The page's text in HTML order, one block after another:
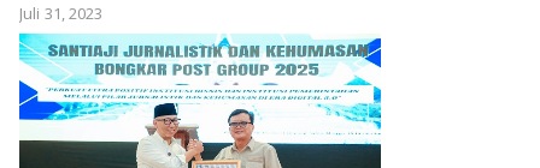
Juli 31, 2023